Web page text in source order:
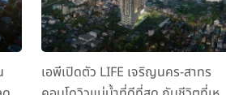
เอพีเปิดตัว LIFE เจริญนคร-สาทร